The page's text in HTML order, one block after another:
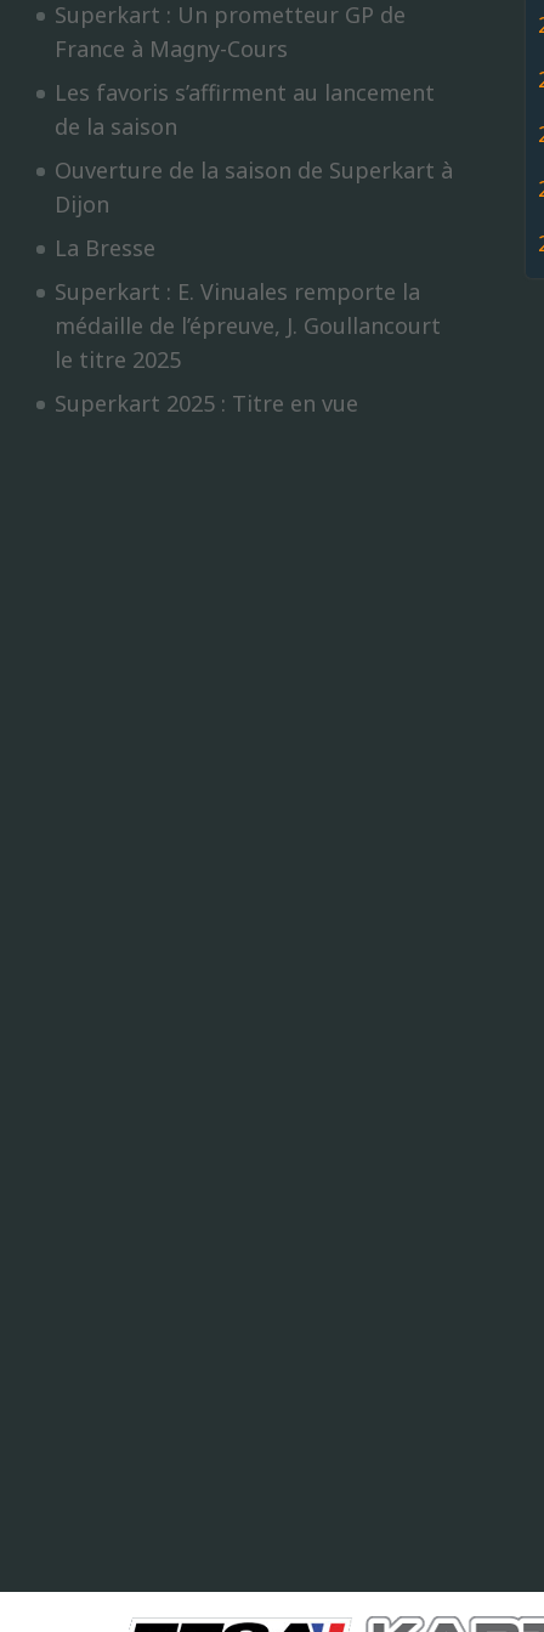
Superkart : Un prometteur GP de
France à Magny-Cours
Les favoris s’affirment au lancement
de la saison
Ouverture de la saison de Superkart à
Dijon
La Bresse
Superkart : E. Vinuales remporte la
médaille de l’épreuve, J. Goullancourt
le titre 2025
Superkart 2025 : Titre en vue
2009
2007
2006
2004
2005
NOGARO
PAU ARNOS
PAUL RICARD
Vidéos/Youtube
Autres années